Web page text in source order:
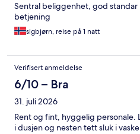
Sentral beliggenhet, god
betjening
sigbjørn, reise på 1 natt
Verifisert anmeldelse
6/10 – Bra
31. juli 2026
Rent og fint, hyggelig personale.
i dusjen og nesten tett sluk i